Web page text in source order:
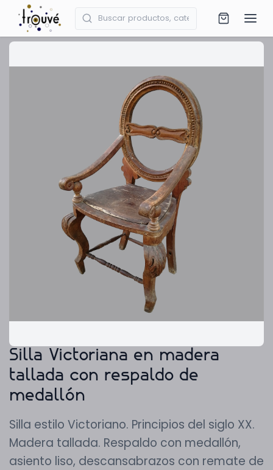
Silla Victoriana en madera
tallada con respaldo de
medallón
Silla estilo Victoriano. Principios del siglo XX.
Madera tallada. Respaldo con medallón,
asiento liso, descansabrazos con remate de